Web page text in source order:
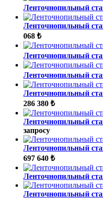
Ленточнопильный
Ленточнопильный
068 ₺
Ленточнопильный
Ленточнопильный
Ленточнопильный
286 380 ₺
Ленточнопильный
запросу
Ленточнопильный
697 640 ₺
Ленточнопильный
Ленточнопильный